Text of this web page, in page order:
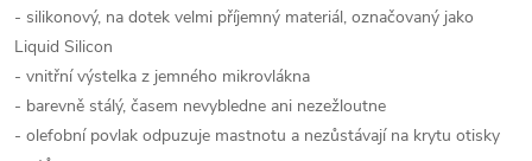
- silikonový, na dotek velmi příjemný materiál, označovaný jako
Liquid Silicon
- vnitřní výstelka z jemného mikrovlákna
- barevně stálý, časem nevybledne ani nezežloutne
- olefobní povlak odpuzuje mastnotu a nezůstávají na krytu otisky